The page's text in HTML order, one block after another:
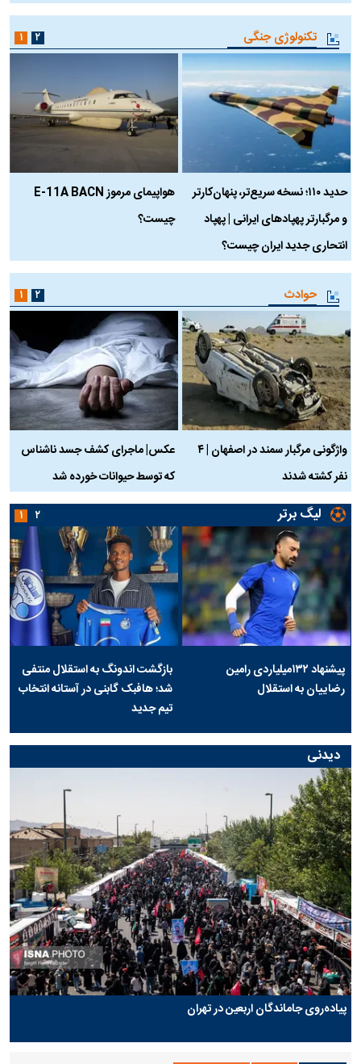
تکنولوژی جنگی
حدید ۱۱۰؛ نسخه سریع‌تر، پنهان‌کارتر
و مرگبارتر پهپادهای ایرانی | پهپاد
انتحاری جدید ایران چیست؟
هواپیمای مرموز E-11A BACN
چیست؟
۱ ۲
حوادث
واژگونی مرگبار سمند در اصفهان | ۴
نفر کشته شدند
عکس| ماجرای کشف جسد ناشناس
که توسط حیوانات خورده شد
۱ ۲
لیگ برتر
پیشنهاد ۱۳۲میلیاردی رامین
رضاییان به استقلال
بازگشت اندونگ به استقلال منتفی
شد؛ هافبک گابنی در آستانه انتخاب
تیم جدید
۱ ۲
دیدنی
پیاده‌روی جاماندگان اربعین در تهران